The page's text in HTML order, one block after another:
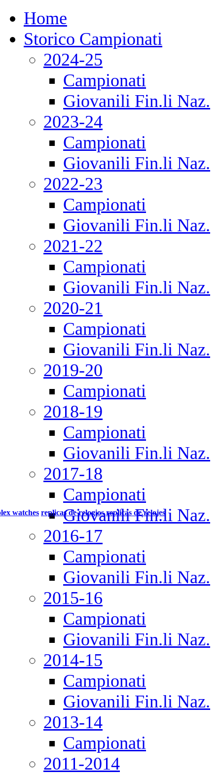
Home
Storico Campionati
2024-25
Campionati
Giovanili Fin.li Naz.
2023-24
Campionati
Giovanili Fin.li Naz.
2022-23
Campionati
Giovanili Fin.li Naz.
2021-22
Campionati
Giovanili Fin.li Naz.
2020-21
Campionati
Giovanili Fin.li Naz.
2019-20
Campionati
2018-19
Campionati
Giovanili Fin.li Naz.
2017-18
Campionati
Giovanili Fin.li Naz.
2016-17
Campionati
Giovanili Fin.li Naz.
2015-16
Campionati
Giovanili Fin.li Naz.
2014-15
Campionati
Giovanili Fin.li Naz.
2013-14
Campionati
2011-2014
watches replicas de relogios replicas de relojes